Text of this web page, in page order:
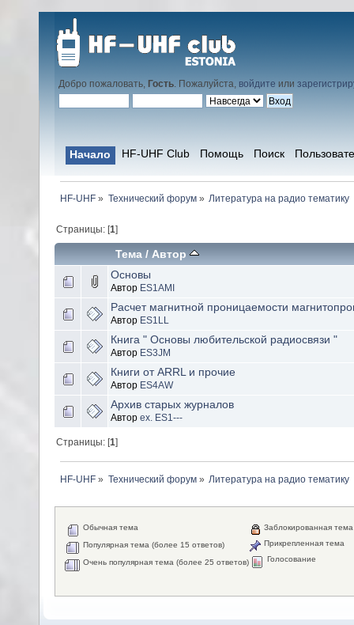
Добро пожаловать, Гость. Пожалуйста, войдите или
Начало HF-UHF Club Помощь Поиск
HF-UHF» Технический форум» Литература на радио тематику
Страницы: [1]
Тема/ Автор
Основы
Автор ES1AMI
Расчет магнитной проницаемости
Автор ES1LL
Книга " Основы любительской радиосвязи "
Автор ES3JM
Книги от ARRL и прочие
Автор ES4AW
Архив старых журналов
Автор ex. ES1---
Страницы: [1]
HF-UHF» Технический форум» Литература на радио тематику
Обычная тема
Популярная тема (более 15 ответов)
Очень популярная тема (более 25 ответов)
Заблокированная тема
Прикрепленная тема
Голосование